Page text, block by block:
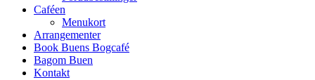
Caféen
Menukort
Arrangementer
Book Buens Bogcafé
Bagom Buen
Kontakt